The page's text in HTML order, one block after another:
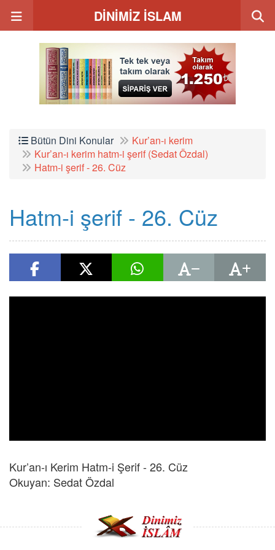
DİNİMİZ İSLAM
Bütün Dini Konular
Kur’an-ı kerim
Kur’an-ı kerim hatm-i şerif (Sedat Özdal)
Hatm-i şerif - 26. Cüz
Hatm-i şerif - 26. Cüz
Kur’an-ı Kerim Hatm-i Şerif - 26. Cüz
Okuyan: Sedat Özdal